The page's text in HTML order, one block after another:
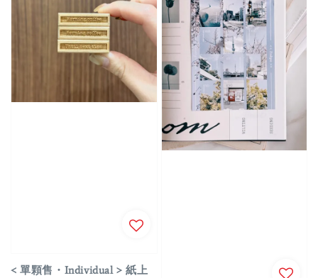
< 單顆售・Individual > 紙上